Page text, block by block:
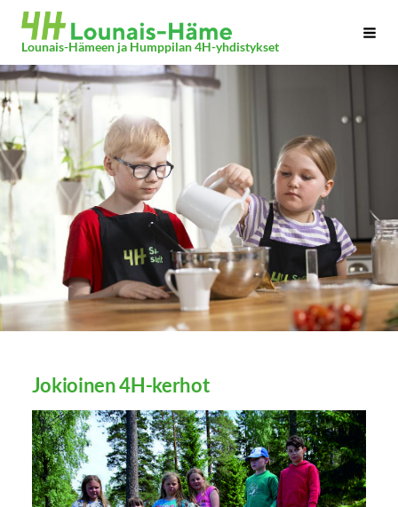
Siirry
sivun
Lounais-Hämeen ja Humppilan 4H-yhdistykset
Jokioinen 4H-kerhot